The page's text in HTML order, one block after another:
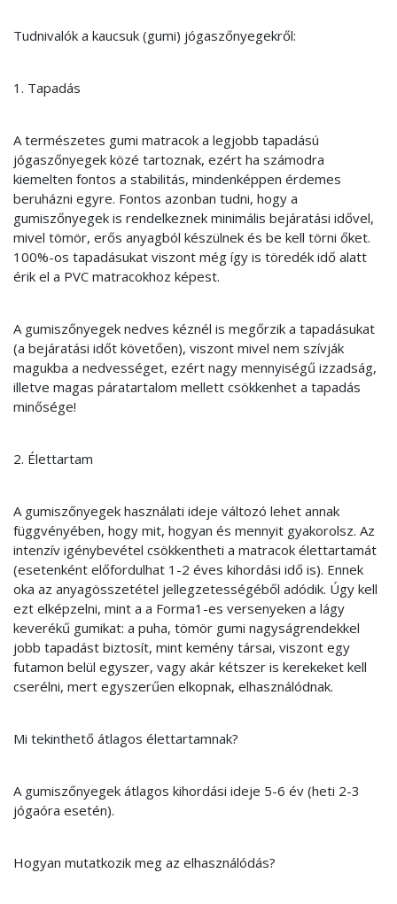
Tudnivalók a kaucsuk (gumi) jógaszőnyegekről:
1. Tapadás
A természetes gumi matracok a legjobb tapadású
jógaszőnyegek közé tartoznak, ezért ha számodra
kiemelten fontos a stabilitás, mindenképpen érdemes
beruházni egyre. Fontos azonban tudni, hogy a
gumiszőnyegek is rendelkeznek minimális bejáratási idővel,
mivel tömör, erős anyagból készülnek és be kell törni őket.
100%-os tapadásukat viszont még így is töredék idő alatt
érik el a PVC matracokhoz képest.
A gumiszőnyegek nedves kéznél is megőrzik a tapadásukat
(a bejáratási időt követően), viszont mivel nem szívják
magukba a nedvességet, ezért nagy mennyiségű izzadság,
illetve magas páratartalom mellett csökkenhet a tapadás
minősége!
2. Élettartam
A gumiszőnyegek használati ideje változó lehet annak
függvényében, hogy mit, hogyan és mennyit gyakorolsz. Az
intenzív igénybevétel csökkentheti a matracok élettartamát
(esetenként előfordulhat 1-2 éves kihordási idő is). Ennek
oka az anyagösszetétel jellegzetességéből adódik. Úgy kell
ezt elképzelni, mint a a Forma1-es versenyeken a lágy
keverékű gumikat: a puha, tömör gumi nagyságrendekkel
jobb tapadást biztosít, mint kemény társai, viszont egy
futamon belül egyszer, vagy akár kétszer is kerekeket kell
cserélni, mert egyszerűen elkopnak, elhasználódnak.
Mi tekinthető átlagos élettartamnak?
A gumiszőnyegek átlagos kihordási ideje 5-6 év (heti 2-3
jógaóra esetén).
Hogyan mutatkozik meg az elhasználódás?